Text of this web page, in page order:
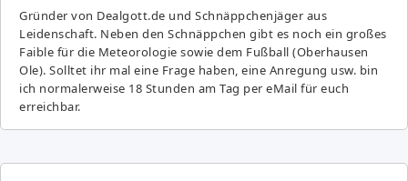
Gründer von Dealgott.de und Schnäppchenjäger aus
Leidenschaft. Neben den Schnäppchen gibt es noch ein großes
Fai­ble für die Meteorologie sowie dem Fußball (Oberhausen
Ole). Solltet ihr mal eine Frage haben, eine Anregung usw. bin
ich normalerweise 18 Stunden am Tag per eMail für euch
erreichbar.